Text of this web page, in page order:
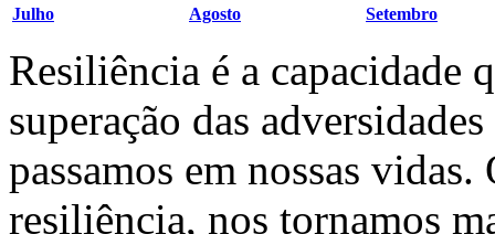
Julho
Agosto Setembro
Resiliência é a capacidade
superação das
passamos em nossas
resiliência, nos tornamos